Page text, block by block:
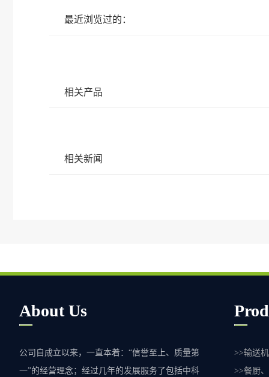
最近浏览过的：
相关产品
相关新闻
About Us
公司自成立以来，一直本着：“信誉至上、质量第
一”的经营理念；经过几年的发展服务了包括中科
>>输送机
>>餐厨